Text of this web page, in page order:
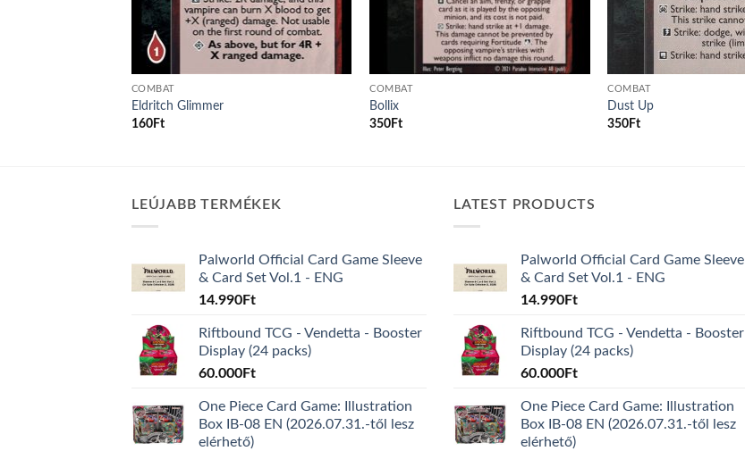
COMBAT
Eldritch Glimmer
160Ft
COMBAT
Bollix
350 Ft
COMBAT
Dust Up
350 Ft
LEÚJABB TERMÉKEK
Palworld Official Card Game Sleeve
& Card Set Vol.1 - ENG
14.990Ft
Riftbound TCG - Vendetta - Booster
Display (24 packs)
60.000Ft
One Piece Card Game: Illustration
Box IB-08 EN (2026.07.31.-től lesz
elérhető)
LATEST PRODUCTS
Palworld Official Card Game Sleeve
& Card Set Vol.1 - ENG
14.990Ft
Riftbound TCG - Vendetta - Booster
Display (24 packs)
60.000Ft
One Piece Card Game: Illustration
Box IB-08 EN (2026.07.31.-től lesz
elérhető)